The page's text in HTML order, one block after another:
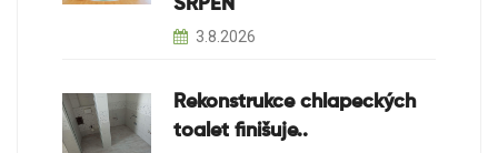
SRPEN
3.8.2026
Rekonstrukce chlapeckých
toalet finišuje..